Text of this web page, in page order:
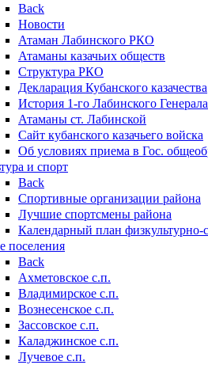
Back
Новости
Атаман Лабинского РКО
Атаманы казачьих обществ
Структура РКО
Декларация Кубанского казачества
История 1-го Лабинского
Атаманы ст. Лабинской
Cайт кубанского казачьего войска
Об условиях приема в Гос.
и спорт
Back
Спортивные организации района
Лучшие спортсмены района
Календарный план
поселения
Back
Ахметовское с.п.
Владимирское с.п.
Вознесенское с.п.
Зассовское с.п.
Каладжинское с.п.
Лучевое с.п.